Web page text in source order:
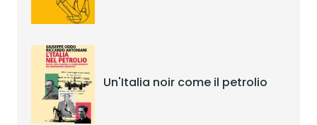
Un'Italia noir come il petrolio